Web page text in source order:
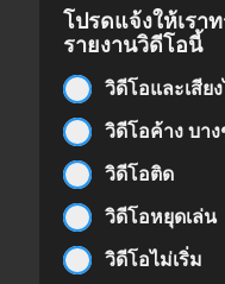
โปรดแจ้งให้เรา
รายงานวิดีโอนี้
วิดีโอและเสีย
วิดีโอค้าง บาง
วิดีโอติด
วิดีโอหยุดเล่น
วิดีโอไม่เริ่ม